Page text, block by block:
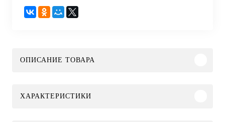
ОПИСАНИЕ ТОВАРА
ХАРАКТЕРИСТИКИ